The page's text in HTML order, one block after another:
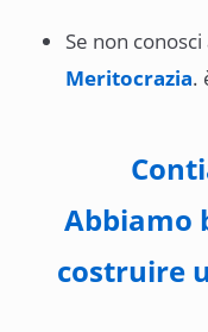
Se non
Meritocrazia.
Abbiamo
costruire